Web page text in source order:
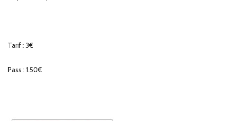
Tarif : 3€
Pass : 1.50€